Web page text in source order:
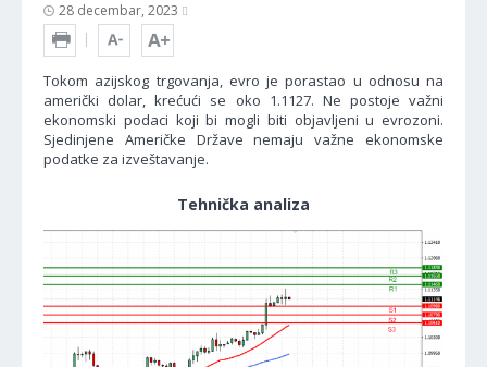
28 decembar, 2023
Tokom azijskog trgovanja, evro je porastao u odnosu na
američki dolar, krećući se oko 1.1127. Ne postoje važni
ekonomski podaci koji bi mogli biti objavljeni u evrozoni.
Sjedinjene Američke Države nemaju važne ekonomske
podatke za izveštavanje.
Tehnička analiza